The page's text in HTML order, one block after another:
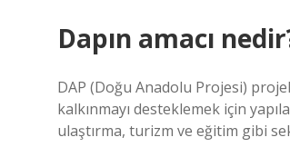
Dapın amacı
DAP (Doğu Anadolu Projesi)
kalkınmayı desteklemek için
ulaştırma, turizm ve eğitim gibi